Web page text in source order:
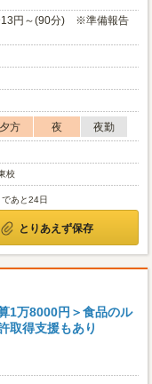
円～(90分) ※準備報告
夕方 夜
夜勤
校
あと24日
とりあえず保存
1万8000円＞食品のル
取得支援もあり